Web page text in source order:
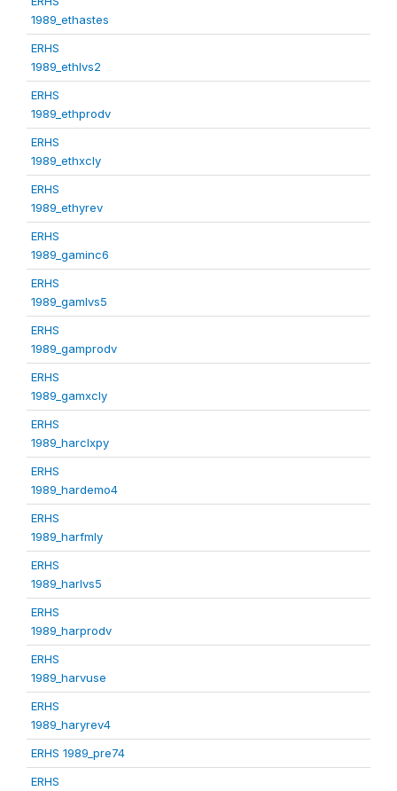
1989_ethastes
ERHS
1989_ethlvs2
ERHS
1989_ethprodv
ERHS
1989_ethxcly
ERHS
1989_ethyrev
ERHS
1989_gaminc6
ERHS
1989_gamlvs5
ERHS
1989_gamprodv
ERHS
1989_gamxcly
ERHS
1989_harclxpy
ERHS
1989_hardemo4
ERHS
1989_harfmly
ERHS
1989_harlvs5
ERHS
1989_harprodv
ERHS
1989_harvuse
ERHS
1989_haryrev4
ERHS 1989_pre74
ERHS